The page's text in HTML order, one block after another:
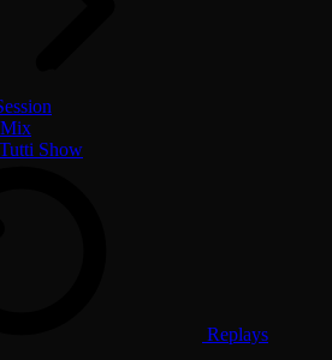
Mix
Show
Replays